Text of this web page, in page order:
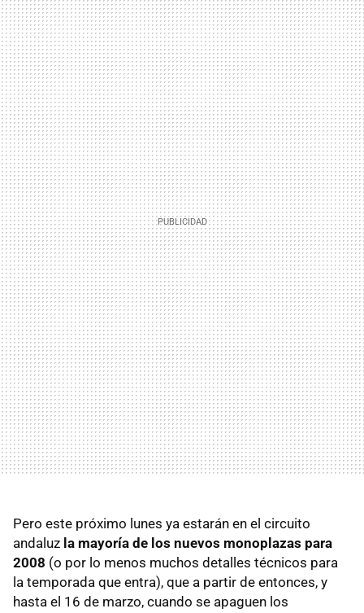
Pero este próximo lunes ya estarán en el circuito
andaluz la mayoría de los nuevos monoplazas para
2008 (o por lo menos muchos detalles técnicos para
la temporada que entra), que a partir de entonces, y
hasta el 16 de marzo, cuando se apaguen los